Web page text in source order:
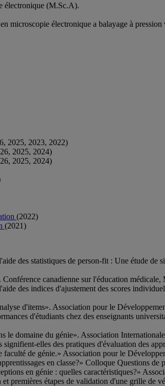
électronique (M.Sc.A).
microscopie électronique a balayage à
2025, 2023, 2022)
2025, 2024)
2025, 2024)
(2022)
(2021)
des statistiques de person-fit : Une étude
canadienne sur l'éducation
des indices d'ajustement des scores
d'items». Association pour le
d'étudiants chez des enseignants
le domaine du génie». Association
elles des pratiques d'évaluation des
faculté de génie.» Association pour le
en classe?» Colloque Questions
en génie : quelles caractéristiques?»
premières étapes de validation d'une grille